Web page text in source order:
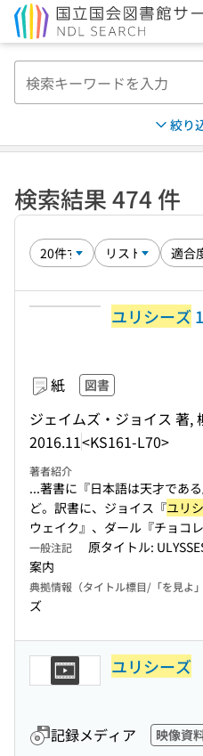
絞り
検索結果 474 件
ユリシーズ
紙 図書
ジェイムズ・ジョイス 著,
2016.11<KS161-L70>
著者紹介
...著書に『日本語は天才であ
ど。訳書に、ジョイス『ユリ
ウェイク』、ダール『チョコ
一般注記 原タイトル:
案内
典拠情報（タイトル標目/「を見よ」
ズ
ユリシーズ
記録メディア 映像資